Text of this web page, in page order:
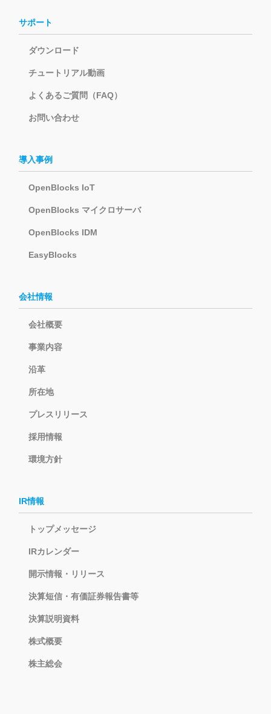
サポート
ダウンロード
チュートリアル動画
よくあるご質問（FAQ）
お問い合わせ
導入事例
OpenBlocks IoT
OpenBlocks マイクロサーバ
OpenBlocks IDM
EasyBlocks
会社情報
会社概要
事業内容
沿革
所在地
プレスリリース
採用情報
環境方針
IR情報
トップメッセージ
IRカレンダー
開示情報・リリース
決算短信・有価証券報告書等
決算説明資料
株式概要
株主総会